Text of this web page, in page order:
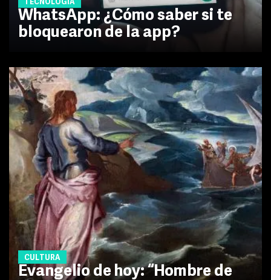
TECNOLOGÍA
WhatsApp: ¿Cómo saber si te
bloquearon de la app?
CULTURA
Evangelio de hoy: “Hombre de